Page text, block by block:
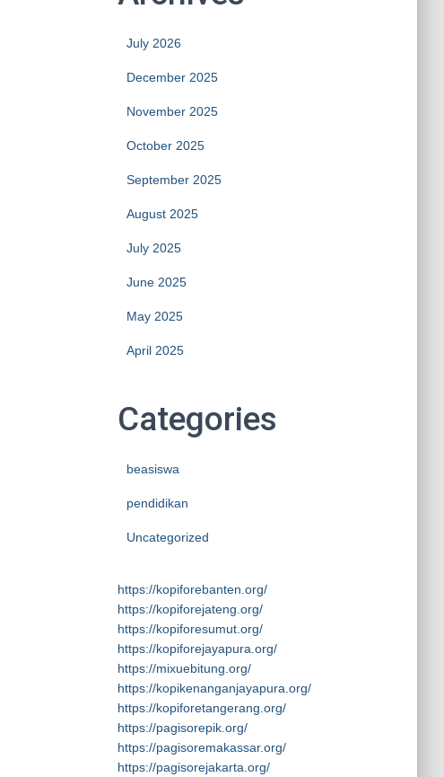
July 2026
December 2025
November 2025
October 2025
September 2025
August 2025
July 2025
June 2025
May 2025
April 2025
Categories
beasiswa
pendidikan
Uncategorized
https://kopiforebanten.org/
https://kopiforejateng.org/
https://kopiforesumut.org/
https://kopiforejayapura.org/
https://mixuebitung.org/
https://kopikenanganjayapura.org/
https://kopiforetangerang.org/
https://pagisorepik.org/
https://pagisoremakassar.org/
https://pagisorejakarta.org/